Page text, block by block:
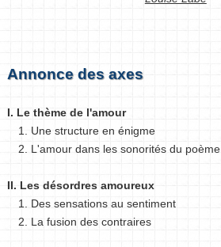
Annonce des axes
I. Le thème de l'amour
1. Une structure en énigme
2. L'amour dans les sonorités du poème
II. Les désordres amoureux
1. Des sensations au sentiment
2. La fusion des contraires